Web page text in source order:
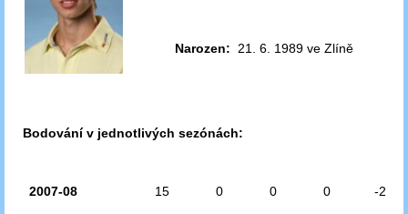
Narozen: 21. 6. 1989 ve Zlíně
Bodování v jednotlivých sezónách:
2007-08 15 0 0 0 -2